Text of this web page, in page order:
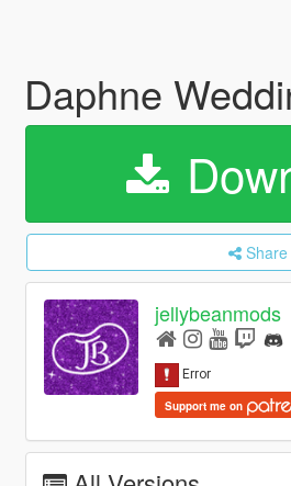
Daphne
Share
jellybeanmods
Support me on